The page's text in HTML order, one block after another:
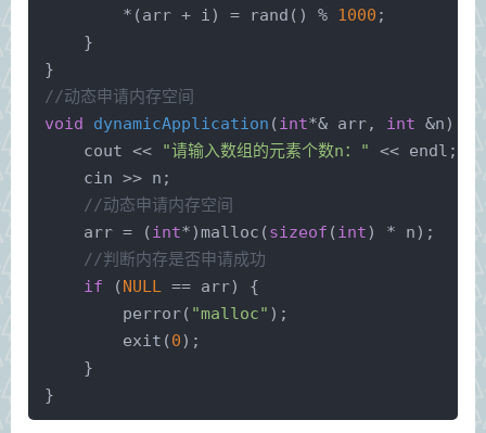
        *(arr + i) =
rand () % 1000 ;
    }
}
//动态申请内存空间
void
dynamicApplication (int*& arr, int &n)
    cout <<
"请输入数组的元素个数n："
<< endl;
    cin >> n;
//动态申请内存空间
    arr = (
int*)malloc (sizeof (int) * n);
//判断内存是否申请成功
if (NULL == arr) {
perror( "malloc" );
exit (0);
    }
}